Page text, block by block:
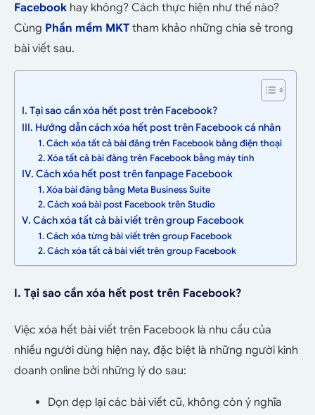
Facebook hay không? Cách thực hiện như thế nào?
Cùng Phần mềm MKT tham khảo những chia sẻ trong
bài viết sau.
I. Tại sao cần xóa hết post trên Facebook?
III. Hướng dẫn cách xóa hết post trên Facebook cá nhân
1. Cách xóa tất cả bài đăng trên Facebook bằng điện thoại
2. Xóa tất cả bài đăng trên Facebook bằng máy tính
IV. Cách xóa hết post trên fanpage Facebook
1. Xóa bài đăng bằng Meta Business Suite
2. Cách xoá bài post Facebook trên Studio
V. Cách xóa tất cả bài viết trên group Facebook
1. Cách xóa từng bài viết trên group Facebook
2. Cách xóa tất cả bài viết trên group Facebook
I. Tại sao cần xóa hết post trên Facebook?
Việc xóa hết bài viết trên Facebook là nhu cầu của
nhiều người dùng hiện nay, đặc biệt là những người kinh
doanh online bởi những lý do sau:
Dọn dẹp lại các bài viết cũ, không còn ý nghĩa